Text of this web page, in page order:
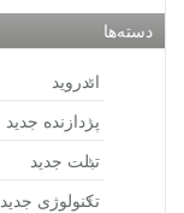
دسته‌ها
اندروید
پردازنده جدید
تبلت جدید
تکنولوژی جدید